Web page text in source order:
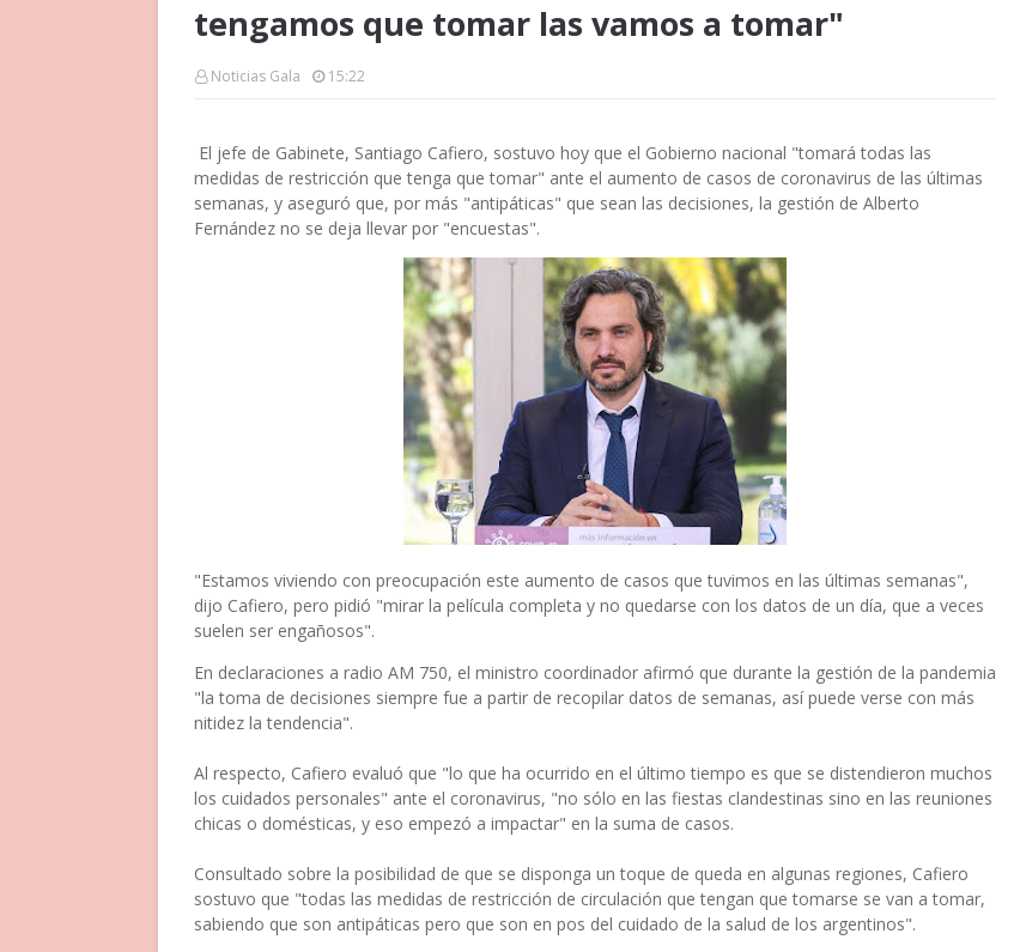
tengamos que tomar las vamos a tomar"
Noticias Gala 15:22
El jefe de Gabinete, Santiago Cafiero, sostuvo hoy que el Gobierno nacional "tomará todas las
medidas de restricción que tenga que tomar" ante el aumento de casos de coronavirus de las últimas
semanas, y aseguró que, por más "antipáticas" que sean las decisiones, la gestión de Alberto
Fernández no se deja llevar por "encuestas".
"Estamos viviendo con preocupación este aumento de casos que tuvimos en las últimas semanas",
dijo Cafiero, pero pidió "mirar la película completa y no quedarse con los datos de un día, que a veces
suelen ser engañosos".
En declaraciones a radio AM 750, el ministro coordinador afirmó que durante la gestión de la pandemia
"la toma de decisiones siempre fue a partir de recopilar datos de semanas, así puede verse con más
nitidez la tendencia".
Al respecto, Cafiero evaluó que "lo que ha ocurrido en el último tiempo es que se distendieron muchos
los cuidados personales" ante el coronavirus, "no sólo en las fiestas clandestinas sino en las reuniones
chicas o domésticas, y eso empezó a impactar" en la suma de casos.
Consultado sobre la posibilidad de que se disponga un toque de queda en algunas regiones, Cafiero
sostuvo que "todas las medidas de restricción de circulación que tengan que tomarse se van a tomar,
sabiendo que son antipáticas pero que son en pos del cuidado de la salud de los argentinos".